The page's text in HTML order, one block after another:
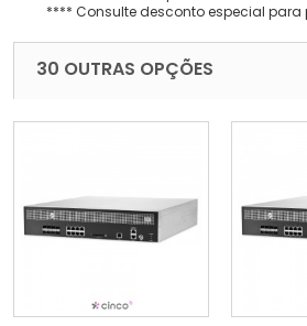
**** Consulte desconto especial
30 OUTRAS OPÇÕES